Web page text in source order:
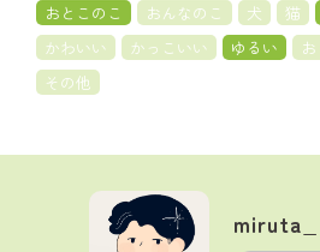
おとこのこ おんなのこ 犬 猫
かわいい
かっこいい ゆるい
その他
miruta_